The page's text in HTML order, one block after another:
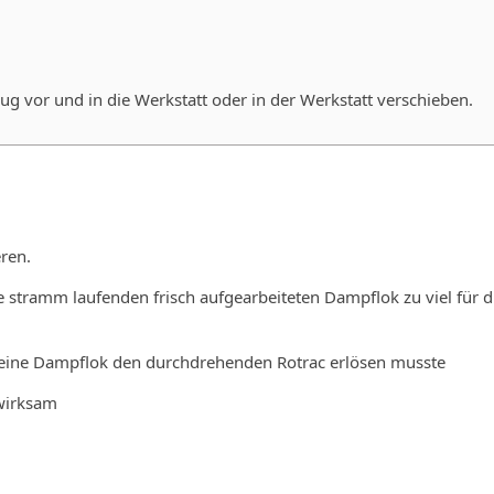
vor und in die Werkstatt oder in der Werkstatt verschieben.
stramm laufenden frisch aufgearbeiteten Dampflok zu viel für
Dampflok den durchdrehenden Rotrac erlösen musste